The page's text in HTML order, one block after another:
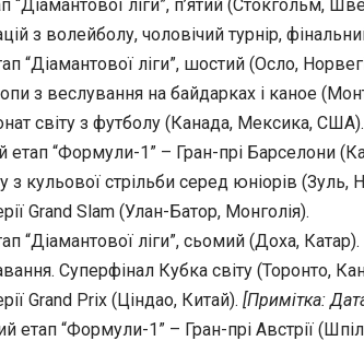
“Діамантової ліги”, п’ятий (Стокгольм,
з волейболу, чоловічий турнір,
“Діамантової ліги”, шостий (Осло,
з веслування на байдарках і каное
світу з футболу (Канада, Мексика, США).
“Формули-1” – Гран-прі Барселони
з кульової стрільби серед юніорів (Зуль,
Grand Slam (Улан-Батор, Монголія).
“Діамантової ліги”, сьомий (Доха, Катар).
Суперфінал Кубка світу (Торонто,
Grand Prix (Ціндао, Китай). [Примітка:
етап “Формули-1” – Гран-прі Австрії